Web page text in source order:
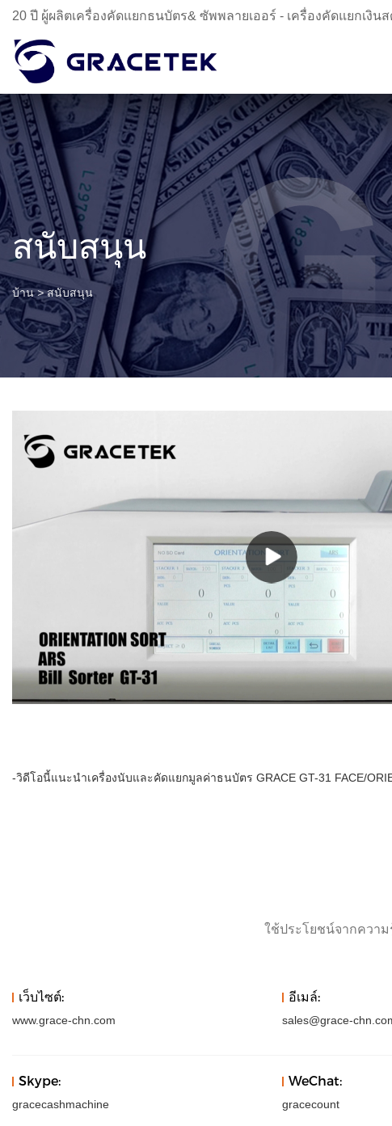
20 ปี ผู้ผลิตเครื่องคัดแยกธนบัตร& ซัพพลายเออร์ - เครื่องคัดแยกเงินส
สนับสนุน
บ้าน > สนับสนุน
-วิดีโอนี้แนะนำเครื่องนับและคัดแยกมูลค่าธนบัตร GRACE GT-31 FACE/
ใช้ประโยชน์จากควา
เว็บไซต์:
www.grace-chn.com
อีเมล์:
sales@grace-
Skype:
gracecashmachine
WeChat:
gracecount